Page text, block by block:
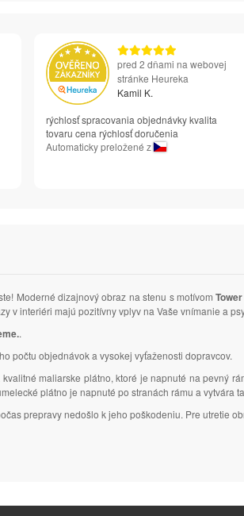
pred 2 dňami na webovej
stránke Heureka
Kamil K.
rýchlosť spracovania objednávky kvalita
tovaru cena rýchlosť doručenia
Automaticky preložené z
Moderné dizajnový obraz na stenu s motívom
v interiéri majú pozitívny vplyv na Vaše vnímanie a
.
počtu objednávok a vysokej vyťaženosti dopravcov.
maliarske plátno, ktoré je napnuté na pevný
plátno je napnuté po stranách rámu a vytvára
prepravy nedošlo k jeho poškodeniu. Pre utretie